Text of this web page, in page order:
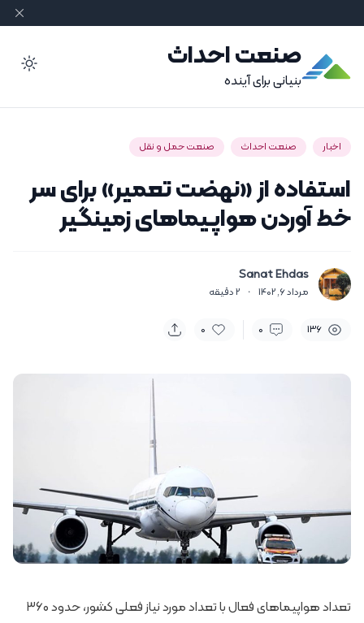
صنعت احداث
بنیانی برای آینده
اخبار صنعت احداث صنعت حمل و نقل
استفاده از «نهضت تعمیر» برای سر
خط آوردن هواپیماهای زمینگیر
Sanat Ehdas
مرداد 6, 1402 ·
2دقیقه
136
0
0
تعداد هواپیماهای فعال با تعداد مورد نیاز فعلی کشور، حدود ۳۶۰